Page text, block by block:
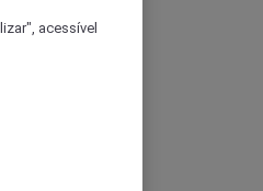
acessível